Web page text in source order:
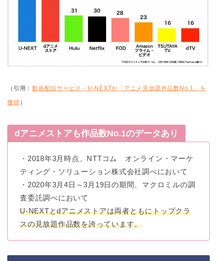
（引用：動画配信サービス・U-NEXTが「アニメ見放題作品数No.1」を
獲得 ）
dアニメストアも作品数No.1のデータあり
・2018年3月時点、NTTコム オンライン・マーケ
ティング・ソリューション株式会社調べにおいて
・2020年3月4日～3月19日の期間、マクロミルの調
査委託調べにおいて
U-NEXTとdアニメストアは両者ともにトップクラ
スの見放題作品数を誇っています。